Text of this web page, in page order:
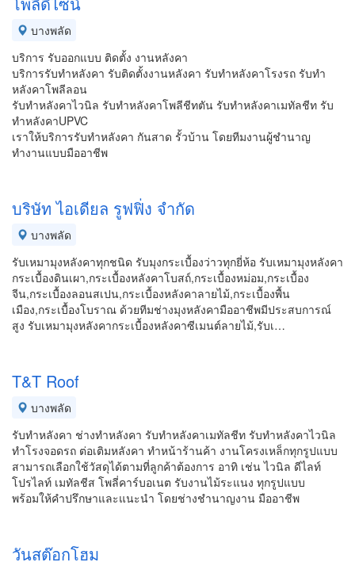
บางพลัด
บริการ รับออกแบบ ติดตั้ง งานหลังคา
บริการรับทำหลังคา รับติดตั้งงานหลังคา รับทำหลังคาโรงรถ รับทำ
หลังคาโพลีลอน
รับทำหลังคาไวนิล รับทำหลังคาโพลีชีทตัน รับทำหลังคาเมทัลชีท รับ
ทำหลังคาUPVC
เราให้บริการรับทำหลังคา กันสาด รั้วบ้าน โดยทีมงานผู้ชำนาญ
ทำงานแบบมืออาชีพ
บริษัท ไอเดียล รูฟฟิ่ง จำกัด
บางพลัด
รับเหมามุงหลังคาทุกชนิด รับมุงกระเบื้องว่าวทุกยี่ห้อ รับเหมามุงหลังคา
กระเบื้องดินเผา,กระเบื้องหลังคาโบสถ์,กระเบื้องหม่อม,กระเบื้อง
จีน,กระเบื้องลอนสเปน,กระเบื้องหลังคาลายไม้,กระเบื้องพื้น
เมือง,กระเบื้องโบราณ ด้วยทีมช่างมุงหลังคามืออาชีพมีประสบการณ์
สูง รับเหมามุงหลังคากระเบื้องหลังคาซีเมนต์ลายไม้,รับเ…
T&T Roof
บางพลัด
รับทำหลังคา ช่างทำหลังคา รับทำหลังคาเมทัลชีท รับทำหลังคาไวนิล
ทำโรงจอดรถ ต่อเติมหลังคา ทำหน้าร้านค้า งานโครงเหล็กทุกรูปแบบ
สามารถเลือกใช้วัสดุได้ตามที่ลูกค้าต้องการ อาทิ เช่น ไวนิล ดีไลท์
โปรไลท์ เมทัลชีส โพลี่คาร์บอเนต รับงานไม้ระแนง ทุกรูปแบบ
พร้อมให้คำปรึกษาและแนะนำ โดยช่างชำนาญงาน มืออาชีพ
วันสต๊อกโฮม